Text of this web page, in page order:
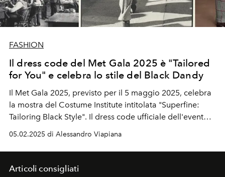
FASHION
Il dress code del Met Gala 2025 è "Tailored
for You" e celebra lo stile del Black Dandy
Il Met Gala 2025, previsto per il 5 maggio 2025, celebra
la mostra del Costume Institute intitolata "Superfine:
Tailoring Black Style". Il dress code ufficiale dell'evento,
stile personale attraverso look sartoriali su misura.
05.02.2025 di Alessandro Viapiana
Articoli consigliati